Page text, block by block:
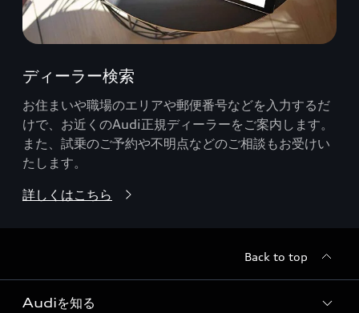
ディーラー検索
お住まいや職場のエリアや郵便番号などを入力するだ
けで、お近くのAudi正規ディーラーをご案内します。
また、試乗のご予約や不明点などのご相談もお受けい
たします。
詳しくはこちら
Back to top
Audiを知る